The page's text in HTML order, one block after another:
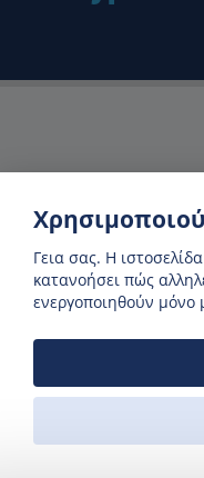
Γεια σας. H
κατανοήσει πώς
ενεργοποιηθούν μόνο